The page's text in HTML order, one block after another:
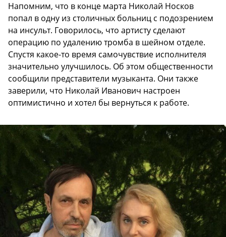
Напомним, что в конце марта Николай Носков
попал в одну из столичных больниц с подозрением
на инсульт. Говорилось, что артисту сделают
операцию по удалению тромба в шейном отделе.
Спустя какое-то время самочувствие исполнителя
значительно улучшилось. Об этом общественности
сообщили представители музыканта. Они также
заверили, что Николай Иванович настроен
оптимистично и хотел бы вернуться к работе.